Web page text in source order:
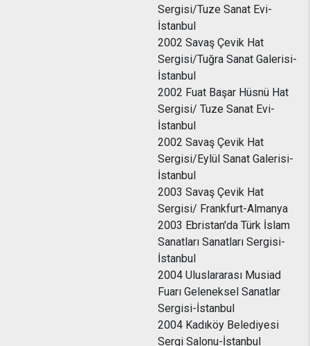
Sergisi/Tuze Sanat Evi-
İstanbul
2002 Savaş Çevik Hat
Sergisi/Tuğra Sanat Galerisi-
İstanbul
2002 Fuat Başar Hüsnü Hat
Sergisi/ Tuze Sanat Evi-
İstanbul
2002 Savaş Çevik Hat
Sergisi/Eylül Sanat Galerisi-
İstanbul
2003 Savaş Çevik Hat
Sergisi/ Frankfurt-Almanya
2003 Ebristan'da Türk İslam
Sanatları Sanatları Sergisi-
İstanbul
2004 Uluslararası Musiad
Fuarı Geleneksel Sanatlar
Sergisi-İstanbul
2004 Kadıköy Belediyesi
Sergi Salonu-İstanbul